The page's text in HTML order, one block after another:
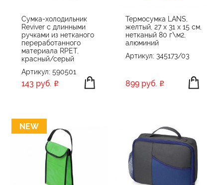
Сумка-холодильник
Reviver с длинными
ручками из нетканого
переработанного
материала RPET,
красный/серый
Артикул: 590501
143 руб.
Термосумка LANS,
желтый, 27 x 31 x 15 см,
нетканый 80 г\м2,
алюминий
Артикул: 345173/03
899 руб.